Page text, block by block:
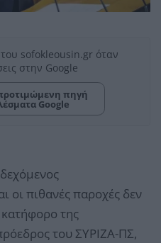
sofokleousin.gr όταν
στην Google
πηγή
Google
οι πιθανές παροχές δεν
της
του ΣΥΡΙΖΑ-ΠΣ,